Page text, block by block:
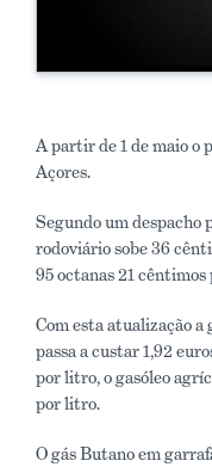
A partir de 1 de maio o
Açores.
Segundo um despacho
rodoviário sobe 36
95 octanas 21
Com esta atualização a
passa a custar 1,92
por litro, o gasóleo
por litro.
O gás Butano em